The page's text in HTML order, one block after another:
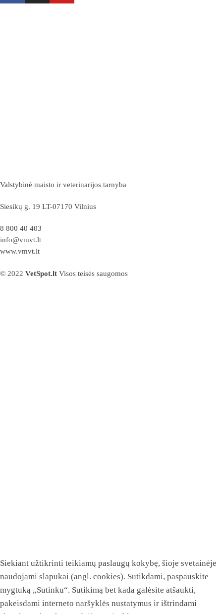
Valstybinė maisto ir veterinarijos tarnyba
Siesikų g. 19 LT-07170 Vilnius
8 800 40 403
info@vmvt.lt
www.vmvt.lt
© 2022 VetSpot.lt Visos teisės saugomos
Siekiant užtikrinti teikiamų paslaugų kokybę, šioje svetainėje
naudojami slapukai (angl. cookies). Sutikdami, paspauskite
mygtuką „Sutinku“. Sutikimą bet kada galėsite atšaukti,
pakeisdami interneto naršyklės nustatymus ir ištrindami